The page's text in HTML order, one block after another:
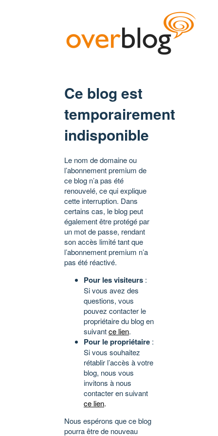
Ce blog est
temporairement
indisponible
Le nom de domaine ou
l’abonnement premium de
ce blog n’a pas été
renouvelé, ce qui explique
cette interruption. Dans
certains cas, le blog peut
également être protégé par
un mot de passe, rendant
son accès limité tant que
l’abonnement premium n’a
pas été réactivé.
Pour les visiteurs :
Si vous avez des
questions, vous
pouvez contacter le
propriétaire du blog en
suivantce lien.
Pour le propriétaire :
Si vous souhaitez
rétablir l’accès à votre
blog, nous vous
invitons à nous
contacter en suivant
ce lien.
Nous espérons que ce blog
pourra être de nouveau